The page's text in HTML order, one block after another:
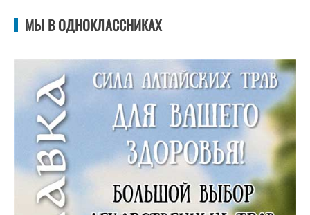
МЫ В ОДНОКЛАССНИКАХ